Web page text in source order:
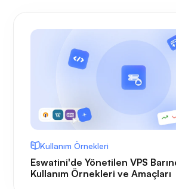
Kullanım Örnekleri
Eswatini'de Yönetilen VPS
Kullanım Örnekleri ve Amaçları